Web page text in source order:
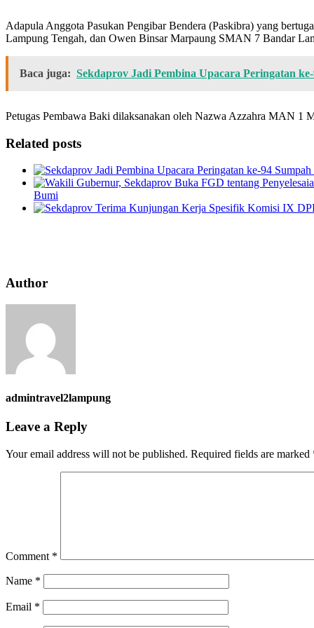
Adapula Anggota Pasukan Pengibar Bendera (Paskibra) yang
Lampung Tengah, dan Owen Binsar Marpaung SMAN 7 Bandar
Baca juga: Sekdaprov Jadi Pembina Upacara Peringatan
Petugas Pembawa Baki dilaksanakan oleh Nazwa Azzahra MAN
Related posts
Bumi
Author
admintravel2lampung
Leave a Reply
Your email address will not be published. Required fields are marked
Comment *
Name *
Email *